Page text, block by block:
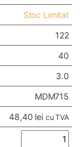
Stoc Limitat
122
40
3.0
MDM715
48,40 lei cu TVA